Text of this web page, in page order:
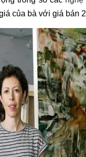
của bà với giá bán